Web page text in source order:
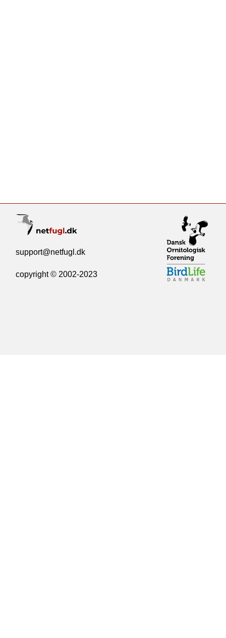
support@netfugl.dk
copyright © 2002-2023